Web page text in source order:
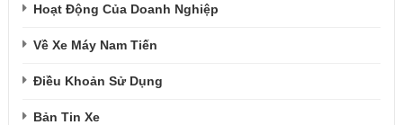
Hoạt Động Của Doanh Nghiệp
Về Xe Máy Nam Tiến
Điều Khoản Sử Dụng
Bản Tin Xe